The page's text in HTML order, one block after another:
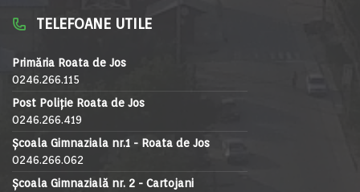
TELEFOANE UTILE
Primăria Roata de Jos
0246.266.115
Post Poliție Roata de Jos
0246.266.419
Școala Gimnaziala nr.1 - Roata de Jos
0246.266.062
Școala Gimnazială nr. 2 - Cartojani